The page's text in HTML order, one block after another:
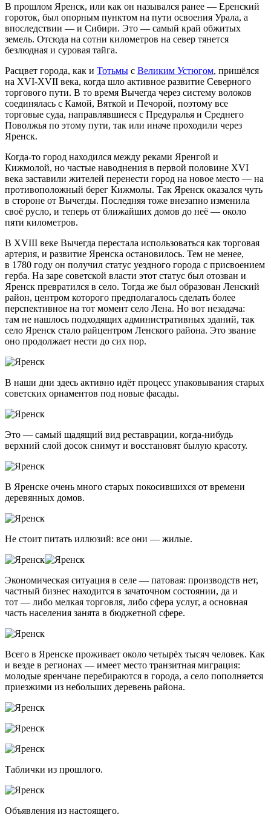
В прошлом Яренск, или как он назывался ранее — Еренский
гороток, был опорным пунктом на пути освоения Урала, а
впоследствии — и Сибири. Это — самый край обжитых
земель. Отсюда на сотни километров на север тянется
безлюдная и суровая тайга.
Расцвет города, как и Тотьмы с Великим Устюгом, пришёлся
на XVI-XVII века, когда шло активное развитие Северного
торгового пути. В то время Вычегда через систему волоков
соединялась с Камой, Вяткой и Печорой, поэтому все
торговые суда, направлявшиеся с Предуралья и Среднего
Поволжья по этому пути, так или иначе проходили через
Яренск.
Когда-то город находился между реками Яренгой и
Кижмолой, но частые наводнения в первой половине XVI
века заставили жителей перенести город на новое место — на
противоположный берег Кижмолы. Так Яренск оказался чуть
в стороне от Вычегды. Последняя тоже внезапно изменила
своё русло, и теперь от ближайших домов до неё — около
пяти километров.
В XVIII веке Вычегда перестала использоваться как торговая
артерия, и развитие Яренска остановилось. Тем не менее,
в 1780 году он получил статус уездного города с присвоением
герба. На заре советской власти этот статус был отозван и
Яренск превратился в село. Тогда же был образован Ленский
район, центром которого предполагалось сделать более
перспективное на тот момент село Лена. Но вот незадача:
там не нашлось подходящих административных зданий, так
село Яренск стало райцентром Ленского района. Это звание
оно продолжает нести до сих пор.
В наши дни здесь активно идёт процесс упаковывания старых
советских орнаментов под новые фасады.
Это — самый щадящий вид реставрации, когда-нибудь
верхний слой досок снимут и восстановят былую красоту.
В Яренске очень много старых покосившихся от времени
деревянных домов.
Не стоит питать иллюзий: все они — жилые.
Экономическая ситуация в селе — патовая: производств нет,
частный бизнес находится в зачаточном состоянии, да и
тот — либо мелкая торговля, либо сфера услуг, а основная
часть населения занята в бюджетной сфере.
Всего в Яренске проживает около четырёх тысяч человек. Как
и везде в регионах — имеет место транзитная миграция:
молодые яренчане перебираются в города, а село пополняется
приезжими из небольших деревень района.
Таблички из прошлого.
Объявления из настоящего.